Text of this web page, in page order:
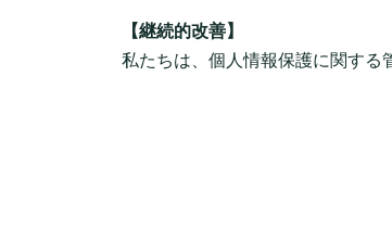
【継続的改善】
私たちは、個人情報保護に関する